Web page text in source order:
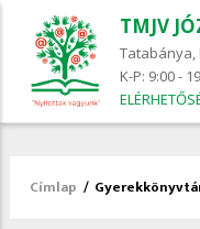
TMJV
Tatabánya,
K-P: 9:00 -
Morzsa
Címlap /